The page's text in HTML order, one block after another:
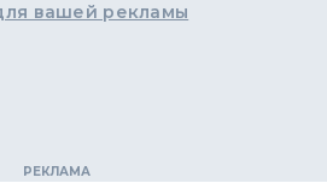
вашей рекламы